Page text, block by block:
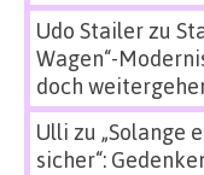
Udo Stailerzu
Wagen“-
doch
Ulli zu „Solange
sicher“: